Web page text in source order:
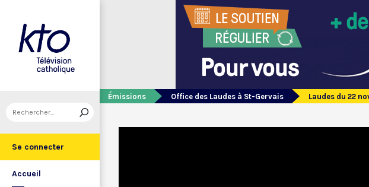
Se connecter
Accueil
Émissions Office des Laudes à St-Gervais Laudes du 22